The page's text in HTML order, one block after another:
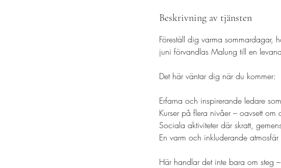
Beskrivning av tjänsten
Föreställ dig varma sommardagar,
juni förvandlas Malung till en
Det här väntar dig när du kommer:
Erfarna och inspirerande ledare
Kurser på flera nivåer – oavsett
Sociala aktiviteter där skratt,
En varm och inkluderande
Här handlar det inte bara om steg